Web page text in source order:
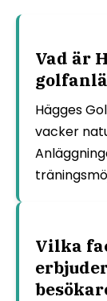
Vad är
Hägges
vacker
Vilka